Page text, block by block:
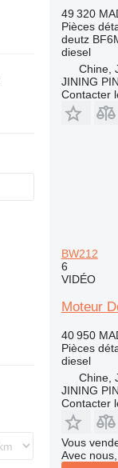
49 320
Pièces
deutz
diesel
Chine,
JINING
Contacter
BW212
6
VIDÉO
Moteur
40 950
Pièces
diesel
Chine,
JINING
Contacter
Vous
Avec